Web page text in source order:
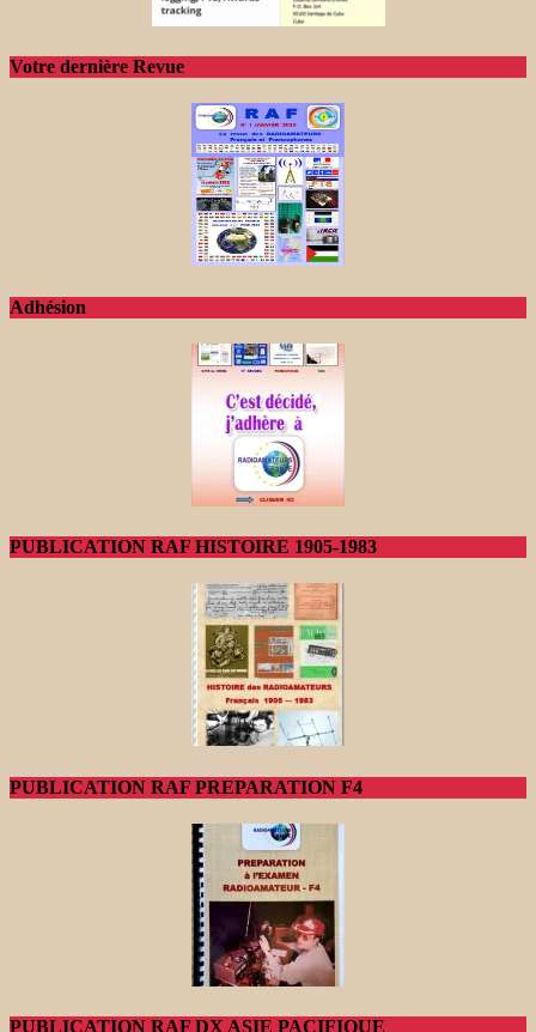
Votre dernière Revue
Adhésion
PUBLICATION RAF HISTOIRE 1905-1983
PUBLICATION RAF PREPARATION F4
PUBLICATION RAF DX ASIE PACIFIQUE